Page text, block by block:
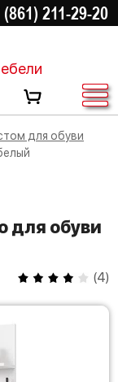
211-29-20
для обуви
(4)